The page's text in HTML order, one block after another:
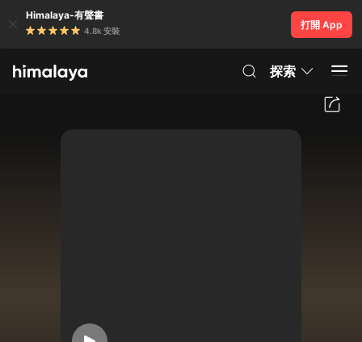
Himalaya-有聲書
4.8k 安裝
打開 App
探索